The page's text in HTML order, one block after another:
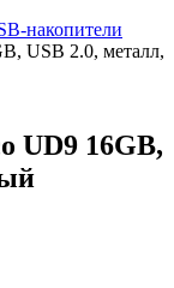
накопители
USB 2.0, металл,
UD9 16GB,